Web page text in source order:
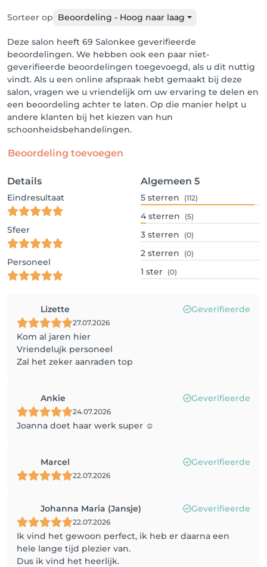
Sorteer op Beoordeling - Hoog naar laag
Deze salon heeft 69 Salonkee geverifieerde
beoordelingen. We hebben ook een paar niet-
geverifieerde beoordelingen toegevoegd, als u dit nuttig
vindt. Als u een online afspraak hebt gemaakt bij deze
salon, vragen we u vriendelijk om uw ervaring te delen en
een beoordeling achter te laten. Op die manier helpt u
andere klanten bij het kiezen van hun
schoonheidsbehandelingen.
Beoordeling toevoegen
Details
Eindresultaat
Sfeer
Personeel
Algemeen 5
5 sterren (112)
4 sterren (5)
3 sterren (0)
2 sterren (0)
1 ster (0)
Lizette Geverifieerde
27.07.2026
Kom al jaren hier
Vriendelujk personeel
Zal het zeker aanraden top
Ankie Geverifieerde
24.07.2026
Joanna doet haar werk super ☺️
Marcel Geverifieerde
22.07.2026
Johanna Maria (Jansje) Geverifieerde
22.07.2026
Ik vind het gewoon perfect, ik heb er daarna een
hele lange tijd plezier van.
Dus ik vind het heerlijk.